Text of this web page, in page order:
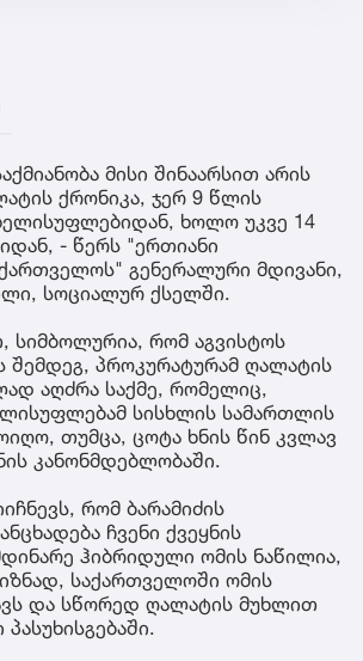
მისი შინაარსით არის
ქრონიკა, ჯერ 9 წლის
ხოლო უკვე 14
- წერს "ერთიანი
გენერალური მდივანი,
სოციალურ ქსელში.
სიმბოლურია, რომ აგვისტოს
შემდეგ, პროკურატურამ ღალატის
აღძრა საქმე, რომელიც,
სისხლის სამართლის
თუმცა, ცოტა ხნის წინ კვლავ
კანონმდებლობაში.
რომ ბარამიძის
ჩვენი ქვეყნის
ჰიბრიდული ომის ნაწილია,
საქართველოში ომის
და სწორედ ღალატის მუხლით